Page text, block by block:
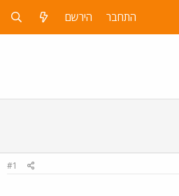
התחבר הירשם
#1